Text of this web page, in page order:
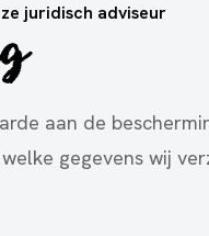
juridisch adviseur
aan de
gegevens wij